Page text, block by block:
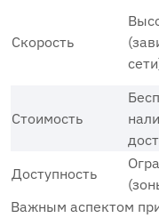
Скорость
Стоимость
Доступность
Важным аспектом